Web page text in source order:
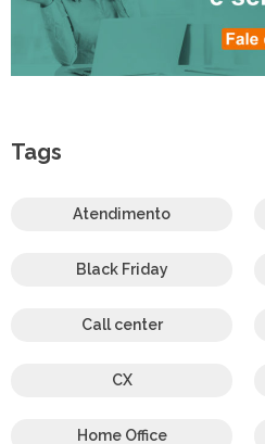
Tags
Atendimento
Black Friday
Call center
CX
Home Office